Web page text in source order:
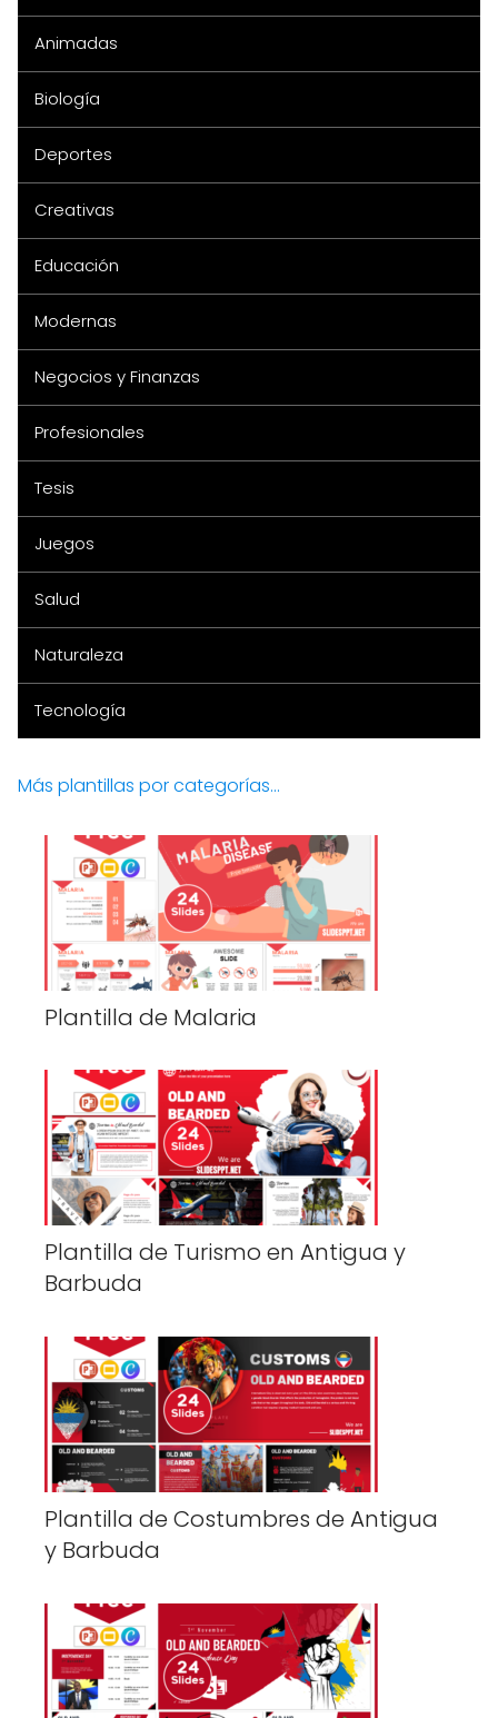
Animadas
Biología
Deportes
Creativas
Educación
Modernas
Negocios y Finanzas
Profesionales
Tesis
Juegos
Salud
Naturaleza
Tecnología
Más plantillas por categorías...
Plantilla de Malaria
Plantilla de Turismo en Antigua y
Barbuda
Plantilla de Costumbres de Antigua
y Barbuda